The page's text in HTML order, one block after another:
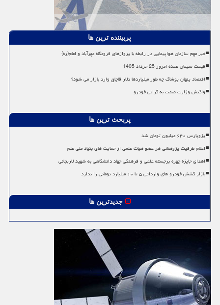
پربیننده ترین ها
خبر مهم سازمان هواپیمایی در رابطه با پروازهای فرودگاه مهرآباد و امام(ره)
قیمت سیمان عمده امروز 25 خرداد 1405
اقتصاد پنهان پوشاک چه طور میلیاردها دلار قاچاق وارد بازار می شود؟
واکنش وزارت صمت به گرانی خودرو
پربحث ترین ها
پژوپارس ۶۴۰ میلیون تومان شد
اعلام ظرفیت پژوهشی هر عضو هیات علمی از حمایت های بنیاد ملی علم
اهدای جایزه چهره برجسته علمی و فرهنگی جهاد دانشگاهی به شهید لاریجانی
بازار کشش خودرو های وارداتی ۵ تا ۱۰ میلیارد تومانی را ندارد
جدیدترین ها